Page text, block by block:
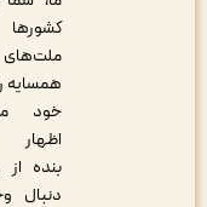
کشورها و
ملت‌های
همسایه را برادران
خود می‌دانیم،
اظهار داشت:
بنده از ابتدا به
دنبال وحدت و